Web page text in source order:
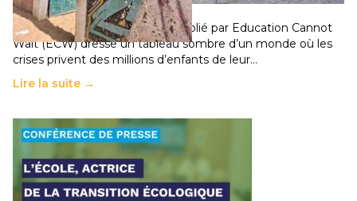
11 juillet 2026- National
Un nouveau rapport mondial publié par Education Cannot
Wait (ECW) dresse un tableau sombre d’un monde où les
crises privent des millions d’enfants de leur…
Lire la suite →